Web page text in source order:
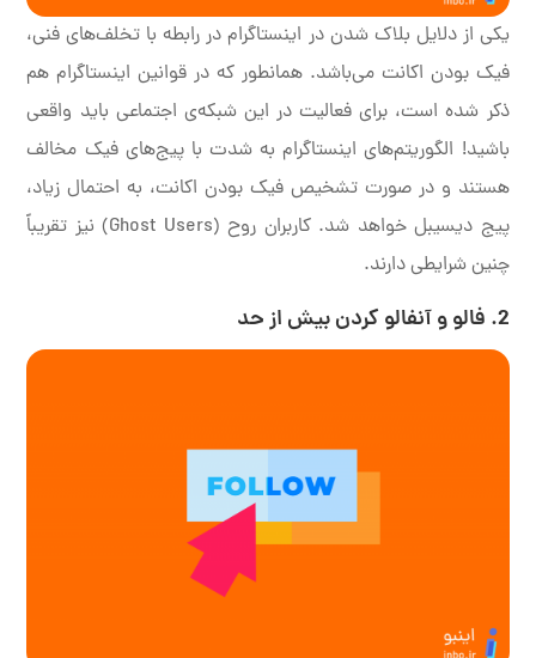
یکی از دلایل بلاک شدن در اینستاگرام در رابطه با تخلف‌های فنی،
فیک بودن اکانت می‌باشد. همانطور که در قوانین اینستاگرام هم
ذکر شده است، برای فعالیت در این شبکه‌ی اجتماعی باید واقعی
باشید! الگوریتم‌های اینستاگرام به شدت با پیج‌های فیک مخالف
هستند و در صورت تشخیص فیک بودن اکانت، به احتمال زیاد،
پیج دیسیبل خواهد شد. کاربران روح (Ghost Users) نیز تقریباً
چنین شرایطی دارند.
2. فالو و آنفالو کردن بیش از حد